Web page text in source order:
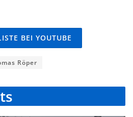
BEI YOUTUBE
Röper